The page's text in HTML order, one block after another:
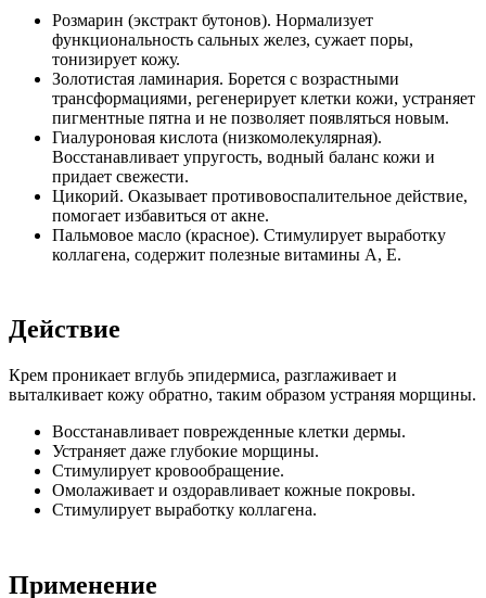
Розмарин (экстракт бутонов). Нормализует
функциональность сальных желез, сужает поры,
тонизирует кожу.
Золотистая ламинария. Борется с возрастными
трансформациями, регенерирует клетки кожи, устраняет
пигментные пятна и не позволяет появляться новым.
Гиалуроновая кислота (низкомолекулярная).
Восстанавливает упругость, водный баланс кожи и
придает свежести.
Цикорий. Оказывает противовоспалительное действие,
помогает избавиться от акне.
Пальмовое масло (красное). Стимулирует выработку
коллагена, содержит полезные витамины А, Е.
Действие
Крем проникает вглубь эпидермиса, разглаживает и
выталкивает кожу обратно, таким образом устраняя морщины.
Восстанавливает поврежденные клетки дермы.
Устраняет даже глубокие морщины.
Стимулирует кровообращение.
Омолаживает и оздоравливает кожные покровы.
Стимулирует выработку коллагена.
Применение